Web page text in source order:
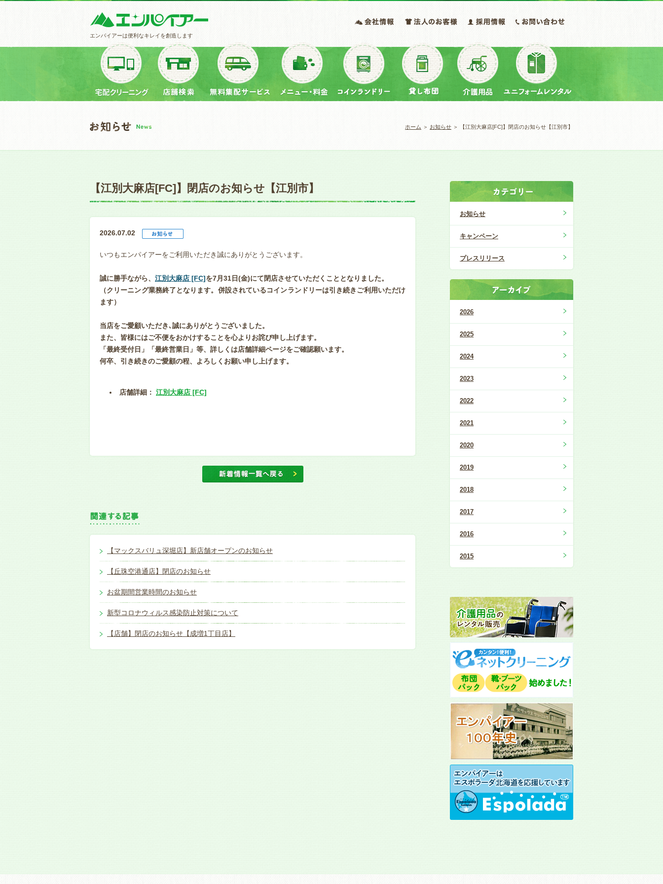
エンパイアーは便利なキレイを創造します
ホーム ＞ お知らせ ＞ 【江別大麻店[FC]】閉店のお知らせ【江別市】
【江別大麻店[FC]】閉店のお知らせ【江別市】
2026.07.02
いつもエンパイアーをご利用いただき誠にありがとうございます。
誠に勝手ながら、 江別大麻店 [FC]を7月31日(金)にて閉店させていただくこととなりました。
（クリーニング業務終了となります。併設されているコインランドリーは引き続きご利用いただけ
ます）
当店をご愛顧いただき､誠にありがとうございました。
また、皆様にはご不便をおかけすることを心よりお詫び申し上げます。
「最終受付日」「最終営業日」等、詳しくは店舗詳細ページをご確認願います。
何卒、引き続きのご愛顧の程、よろしくお願い申し上げます。
店舗詳細： 江別大麻店 [FC]
【マックスバリュ深堀店】新店舗オープンのお知らせ
【丘珠空港通店】閉店のお知らせ
お盆期間営業時間のお知らせ
新型コロナウィルス感染防止対策について
【店舗】閉店のお知らせ【成増1丁目店】
お知らせ
キャンペーン
プレスリリース
2026
2025
2024
2023
2022
2021
2020
2019
2018
2017
2016
2015